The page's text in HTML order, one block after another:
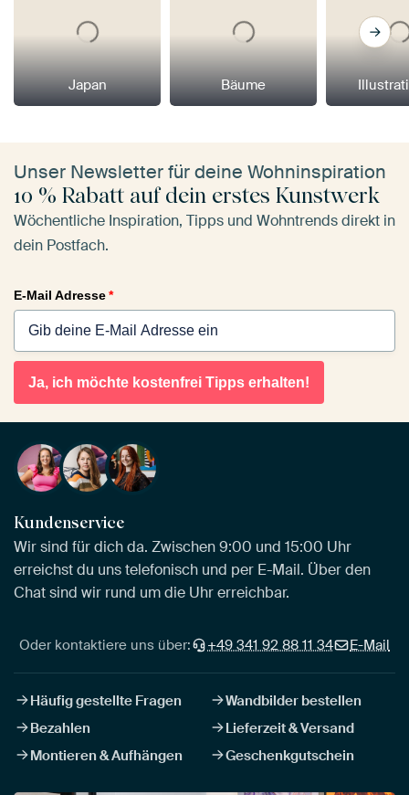
Japan Bäume
Unser Newsletter für deine Wohninspiration
10 % Rabatt auf dein erstes Kunstwerk
Wöchentliche Inspiration, Tipps und Wohntrends direkt in
dein Postfach.
E-Mail Adresse*
Ja, ich möchte kostenfrei Tipps erhalten!
Kundenservice
Wir sind für dich da. Zwischen 9:00 und 15:00 Uhr
erreichst du uns telefonisch und per E-Mail. Über den
Chat sind wir rund um die Uhr erreichbar.
Oder kontaktiere uns über: +49 341 92 88 11 34 E-Mail
Häufig gestellte Fragen
Wandbilder bestellen
Bezahlen
Lieferzeit & Versand
Montieren & Aufhängen
Geschenkgutschein